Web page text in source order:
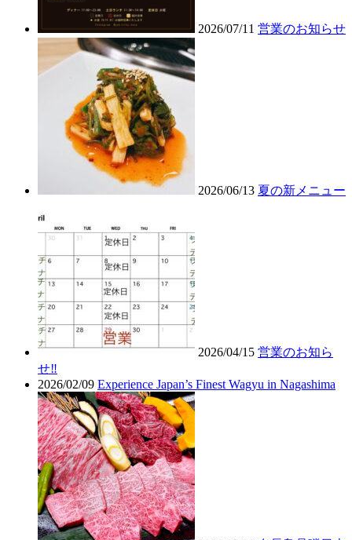
2026/07/11 営業のお知らせ
2026/06/13 夏の新メニュー
2026/04/15 営業のお知ら
せ‼︎
2026/02/09 Experience Japan’s Finest Wagyu in Nagashima